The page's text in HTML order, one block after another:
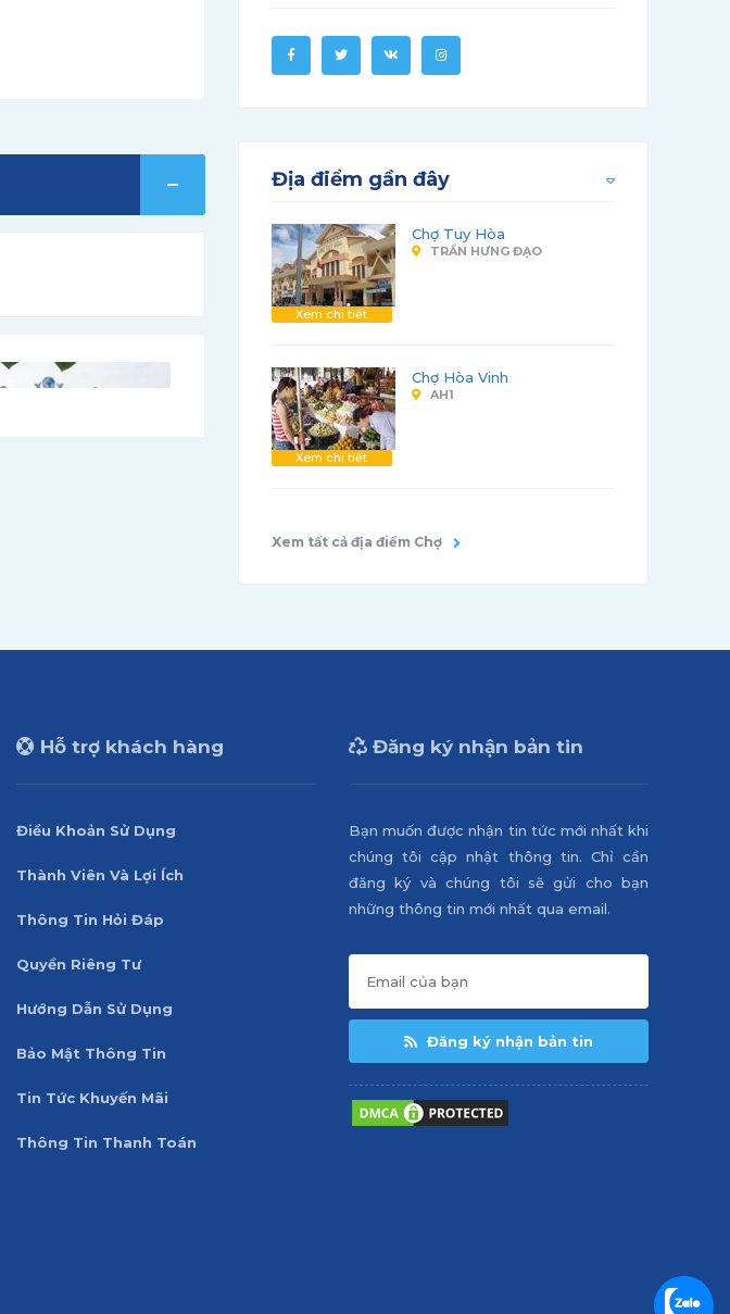
Địa điểm gần đây
Xem chi tiết
Chợ Tuy Hòa
TRẦN HƯNG ĐẠO
Xem chi tiết
Chợ Hòa Vinh
AH1
Xem tất cả địa điểm Chợ
Hỗ trợ khách hàng
Điều Khoản Sử Dụng
Thành Viên Và Lợi Ích
Thông Tin Hỏi Đáp
Quyền Riêng Tư
Hướng Dẫn Sử Dụng
Bảo Mật Thông Tin
Tin Tức Khuyến Mãi
Thông Tin Thanh Toán
Đăng ký nhận bản tin
Bạn muốn được nhận tin tức mới nhất khi
chúng tôi cập nhật thông tin. Chỉ cần
đăng ký và chúng tôi sẽ gửi cho bạn
những thông tin mới nhất qua email.
Đăng ký nhận bản tin